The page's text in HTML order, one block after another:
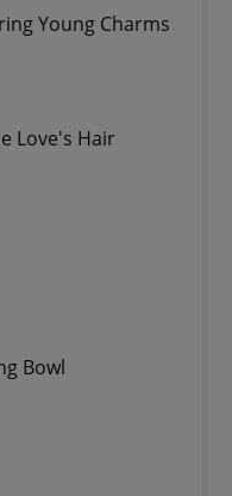
Young Charms
Love's Hair
Bowl